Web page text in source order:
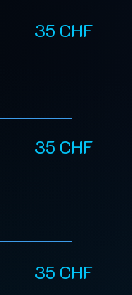
35 CHF
35 CHF
35 CHF